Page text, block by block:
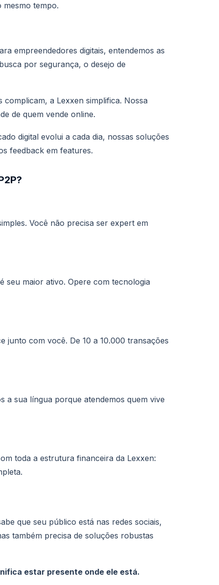
mesmo tempo.
empreendedores digitais, entendemos as
por segurança, o desejo de
a Lexxen simplifica. Nossa
de quem vende online.
digital evolui a cada dia, nossas soluções
feedback em features.
Você não precisa ser expert em
seu maior ativo. Opere com tecnologia
junto com você. De 10 a 10.000 transações
a sua língua porque atendemos quem vive
toda a estrutura financeira da Lexxen:
que seu público está nas redes sociais,
também precisa de soluções robustas
estar presente onde ele está.